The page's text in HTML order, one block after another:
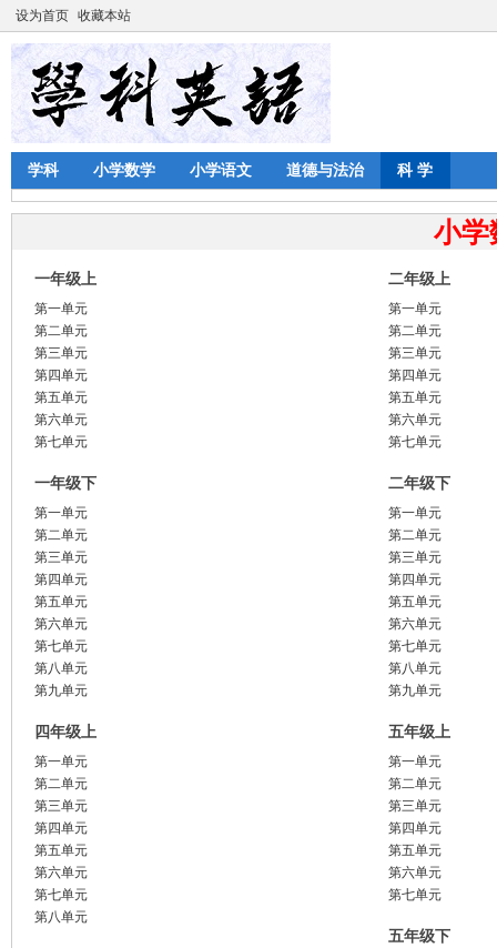
设为首页 收藏本站
学科 小学数学 小学语文 道德与法治 科 学
小学
一年级上
第一单元
第二单元
第三单元
第四单元
第五单元
第六单元
第七单元
一年级下
第一单元
第二单元
第三单元
第四单元
第五单元
第六单元
第七单元
第八单元
第九单元
四年级上
第一单元
第二单元
第三单元
第四单元
第五单元
第六单元
第七单元
第八单元
二年级上
第一单元
第二单元
第三单元
第四单元
第五单元
第六单元
第七单元
二年级下
第一单元
第二单元
第三单元
第四单元
第五单元
第六单元
第七单元
第八单元
第九单元
五年级上
第一单元
第二单元
第三单元
第四单元
第五单元
第六单元
第七单元
五年级下